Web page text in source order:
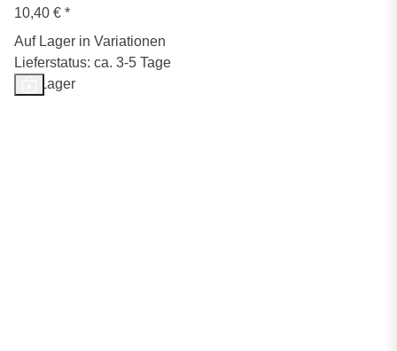
10,40 € *
Auf Lager in Variationen
Lieferstatus: ca. 3-5 Tage
Auf Lager